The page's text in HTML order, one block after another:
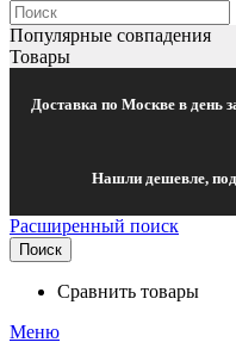
Популярные совпадения
Товары
Доставка по Москве в день
Нашли дешевле,
Расширенный поиск
Поиск
Сравнить товары
Меню